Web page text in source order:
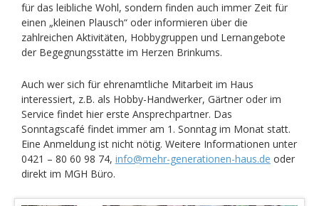
für das leibliche Wohl, sondern finden auch immer Zeit für
einen „kleinen Plausch“ oder informieren über die
zahlreichen Aktivitäten, Hobbygruppen und Lernangebote
der Begegnungsstätte im Herzen Brinkums.
Auch wer sich für ehrenamtliche Mitarbeit im Haus
interessiert, z.B. als Hobby-Handwerker, Gärtner oder im
Service findet hier erste Ansprechpartner. Das
Sonntagscafé findet immer am 1. Sonntag im Monat statt.
Eine Anmeldung ist nicht nötig. Weitere Informationen unter
0421 – 80 60 98 74, info@mehr-generationen-haus.de oder
direkt im MGH Büro.